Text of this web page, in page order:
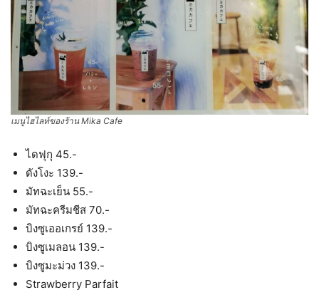
เมนูไฮไลท์ของร้าน Mika Cafe
ไดฟุกุ 45.-
ดังโงะ 139.-
มัทฉะเย็น 55.-
มัทฉะครีมชีส 70.-
บิงซูเออเกรย์ 139.-
บิงซูเมลอน 139.-
บิงซูมะม่วง 139.-
Strawberry Parfait